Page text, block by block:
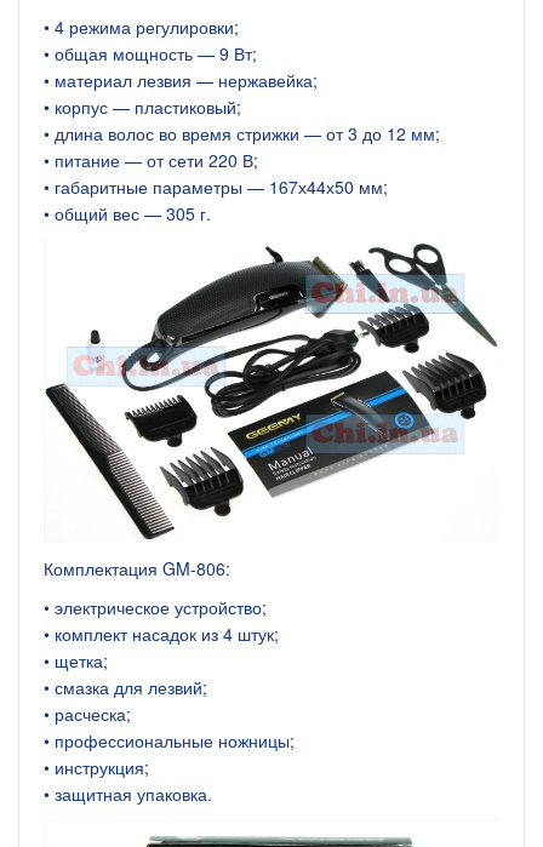
• 4 режима регулировки;
• общая мощность — 9 Вт;
• материал лезвия — нержавейка;
• корпус — пластиковый;
• длина волос во время стрижки — от 3 до 12 мм;
• питание — от сети 220 В;
• габаритные параметры — 167х44х50 мм;
• общий вес — 305 г.
Комплектация GM-806:
• электрическое устройство;
• комплект насадок из 4 штук;
• щетка;
• смазка для лезвий;
• расческа;
• профессиональные ножницы;
• инструкция;
• защитная упаковка.